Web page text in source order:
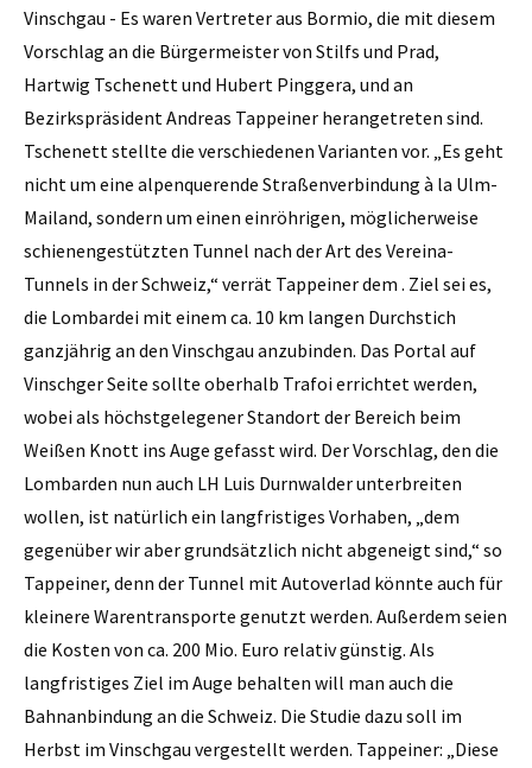
Vinschgau - Es waren Vertreter aus Bormio, die mit diesem
Vorschlag an die Bürgermeister von Stilfs und Prad,
Hartwig ­Tschenett und Hubert Pinggera, und an
Bezirkspräsident Andreas Tappeiner herangetreten sind.
Tschenett stellte die verschiedenen Varianten vor. „Es geht
nicht um eine alpenquerende Straßenverbindung à la Ulm-
Mailand, sondern um einen einröhrigen, möglicherweise
schienengestützten Tunnel nach der Art des Vereina-
Tunnels in der Schweiz,“ verrät Tappeiner dem . Ziel sei es,
die Lombardei mit einem ca. 10 km langen Durchstich
ganzjährig an den Vinschgau anzubinden. Das Portal auf
Vinschger Seite sollte oberhalb Trafoi errichtet werden,
wobei als höchstgelegener Standort der Bereich beim
Weißen Knott ins Auge gefasst wird. Der Vorschlag, den die
Lombarden nun auch LH Luis Durnwalder unterbreiten
wollen, ist natürlich ein langfristiges Vorhaben, „dem
gegenüber wir aber grundsätzlich nicht abgeneigt sind,“ so
Tappeiner, denn der Tunnel mit Autoverlad könnte auch für
kleinere Warentransporte genutzt werden. Außerdem seien
die Kosten von ca. 200 Mio. Euro relativ günstig. Als
langfristiges Ziel im Auge behalten will man auch die
Bahnanbindung an die Schweiz. Die Studie dazu soll im
Herbst im Vinschgau vergestellt werden. Tappeiner: „Diese